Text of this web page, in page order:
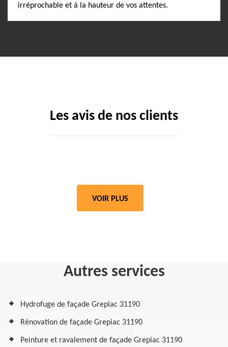
irréprochable et à la hauteur de vos attentes.
Les avis de nos clients
VOIR PLUS
Autres services
Hydrofuge de façade Grepiac 31190
Rénovation de façade Grepiac 31190
Peinture et ravalement de façade Grepiac 31190